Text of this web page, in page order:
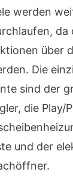
werden
da
über
Die
sind der
die Play/
und der